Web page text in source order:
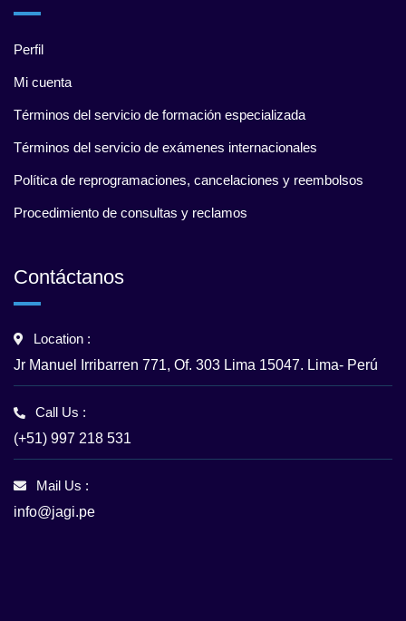
Perfil
Mi cuenta
Términos del servicio de formación especializada
Términos del servicio de exámenes internacionales
Política de reprogramaciones, cancelaciones y reembolsos
Procedimiento de consultas y reclamos
Contáctanos
Location :
Jr Manuel Irribarren 771, Of. 303 Lima 15047. Lima- Perú
Call Us :
(+51) 997 218 531
Mail Us :
info@jagi.pe